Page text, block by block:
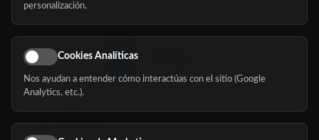
Síguenos
personalización.
Cookies Analíticas
Nos ayudan a entender cómo interactúas con el sitio (Google
Analytics, etc.).